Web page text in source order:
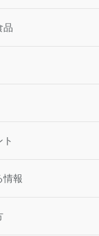
品
情報